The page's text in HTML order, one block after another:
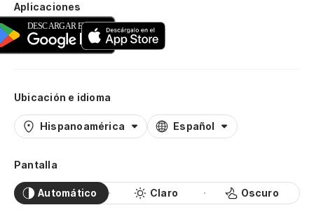
Aplicaciones
Ubicación e idioma
Hispanoamérica Español
Pantalla
Automático Claro Oscuro